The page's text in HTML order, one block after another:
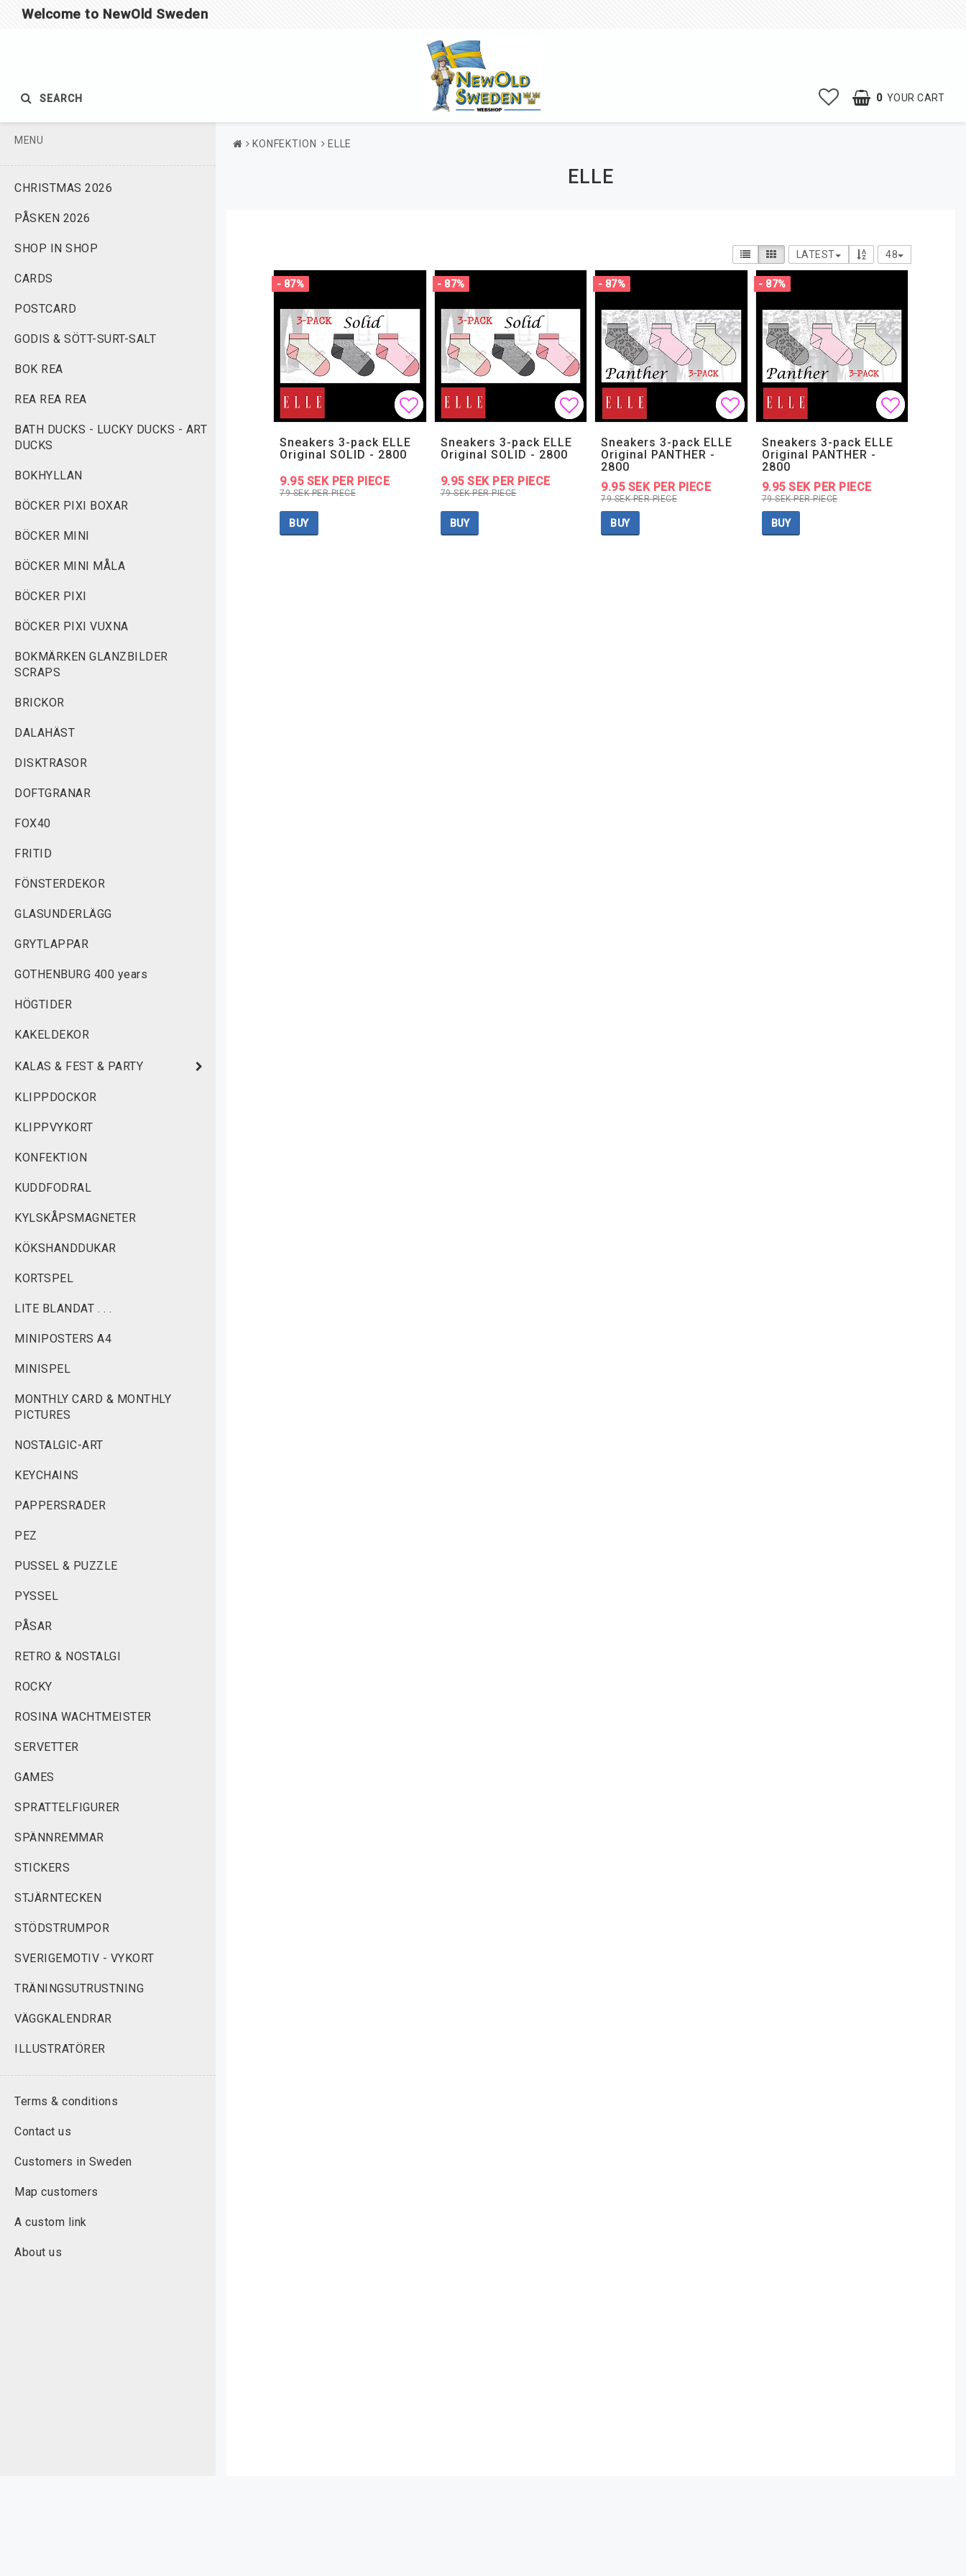
Welcome to NewOld Sweden
0 YOUR CART
SEARCH
MENU
CHRISTMAS 2026
PÅSKEN 2026
SHOP IN SHOP
CARDS
POSTCARD
GODIS & SÖTT-SURT-SALT
BOK REA
REA REA REA
BATH DUCKS - LUCKY DUCKS - ART
DUCKS
BOKHYLLAN
BÖCKER PIXI BOXAR
BÖCKER MINI
BÖCKER MINI MÅLA
BÖCKER PIXI
BÖCKER PIXI VUXNA
BOKMÄRKEN GLANZBILDER
SCRAPS
BRICKOR
DALAHÄST
DISKTRASOR
DOFTGRANAR
FOX40
FRITID
FÖNSTERDEKOR
GLASUNDERLÄGG
GRYTLAPPAR
GOTHENBURG 400 years
HÖGTIDER
KAKELDEKOR
KALAS & FEST & PARTY
KLIPPDOCKOR
KLIPPVYKORT
KONFEKTION
KUDDFODRAL
KYLSKÅPSMAGNETER
KÖKSHANDDUKAR
KORTSPEL
LITE BLANDAT . . .
MINIPOSTERS A4
MINISPEL
MONTHLY CARD & MONTHLY
PICTURES
NOSTALGIC-ART
KEYCHAINS
PAPPERSRADER
PEZ
PUSSEL & PUZZLE
PYSSEL
PÅSAR
RETRO & NOSTALGI
ROCKY
ROSINA WACHTMEISTER
SERVETTER
GAMES
SPRATTELFIGURER
SPÄNNREMMAR
STICKERS
STJÄRNTECKEN
STÖDSTRUMPOR
SVERIGEMOTIV - VYKORT
TRÄNINGSUTRUSTNING
VÄGGKALENDRAR
ILLUSTRATÖRER
Terms & conditions
Contact us
Customers in Sweden
Map customers
A custom link
About us
KONFEKTION ELLE
ELLE
LATEST 48
- 87%
Add to list of favorites
Add to list of favorites
Sneakers 3-pack ELLE
Original SOLID - 2800
79 SEK PER PIECE
9.95 SEK PER PIECE
BUY
- 87%
Add to list of favorites
Add to list of favorites
Sneakers 3-pack ELLE
Original SOLID - 2800
79 SEK PER PIECE
9.95 SEK PER PIECE
BUY
- 87%
Add to list of favorites
Add to list of favorites
Sneakers 3-pack ELLE
Original PANTHER -
2800
79 SEK PER PIECE
9.95 SEK PER PIECE
BUY
- 87%
Add to
Add to
Sneakers 3-pack ELLE
Original PANTHER -
2800
79 SEK PER PIECE
9.95 SEK PER PIECE
BUY